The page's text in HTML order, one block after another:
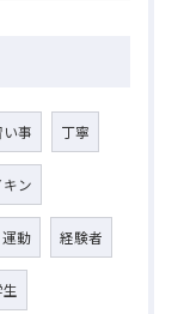
事 丁寧
ン
運動 経験者